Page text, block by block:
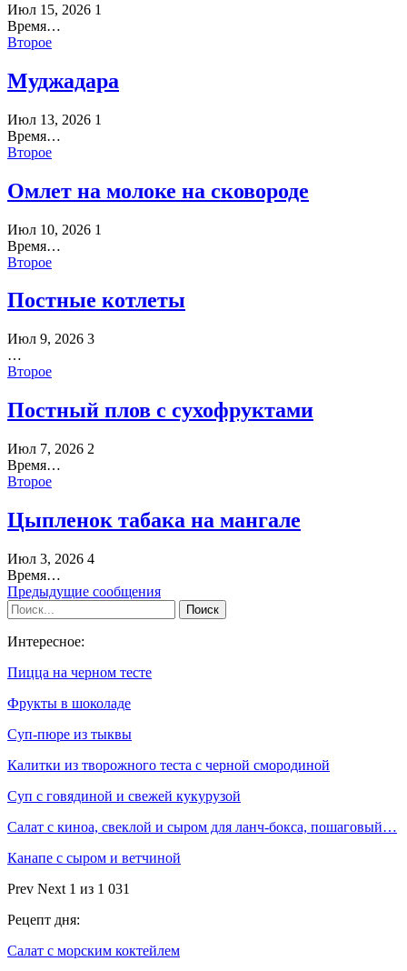
Июл 15, 2026 1
Время…
Второе
Муджадара
Июл 13, 2026 1
Время…
Второе
Омлет на молоке на сковороде
Июл 10, 2026 1
Время…
Второе
Постные котлеты
Июл 9, 2026 3
…
Второе
Постный плов с сухофруктами
Июл 7, 2026 2
Время…
Второе
Цыпленок табака на мангале
Июл 3, 2026 4
Время…
Предыдущие сообщения
Интересное:
Пицца на черном тесте
Фрукты в шоколаде
Суп-пюре из тыквы
Калитки из творожного теста с черной смородиной
Суп с говядиной и свежей кукурузой
Салат с киноа, свеклой и сыром для ланч-бокса, пошаговый…
Канапе с сыром и ветчиной
Prev Next 1 из 1 031
Рецепт дня:
Салат с морским коктейлем